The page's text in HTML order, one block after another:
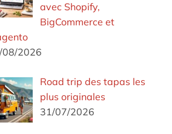
avec Shopify,
BigCommerce et
08/2026
Road trip des tapas les
plus originales
31/07/2026